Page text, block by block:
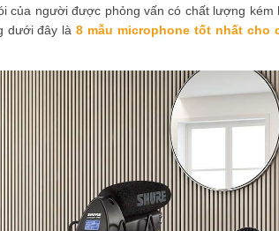
của người được phỏng vấn có chất lượng
dưới đây là8 mẫu microphone tốt nhất cho